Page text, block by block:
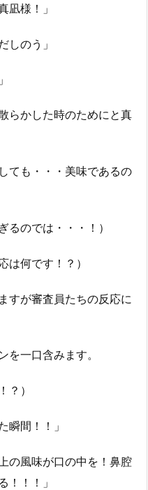
様！」
のう」
らかした時のためにと真
ても・・・美味であるの
のでは・・・！）
何です！？）
すが審査員たちの反応に
を一口含みます。
）
間！！」
の風味が口の中を！鼻腔
！！！」